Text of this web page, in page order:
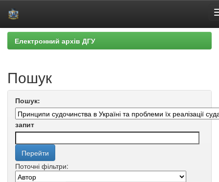
Skip
navigation
Електронний архів ДГУ
Пошук
Пошук:
запит
Поточні фільтри: